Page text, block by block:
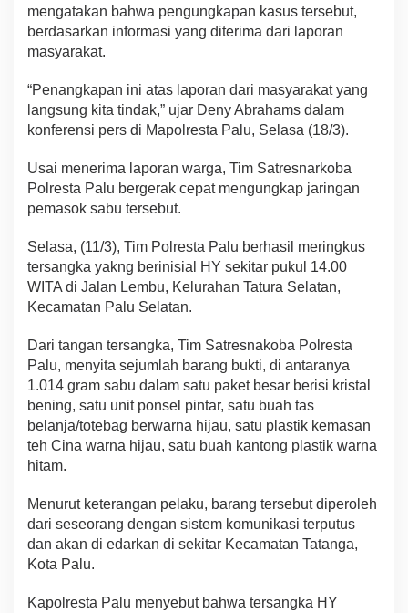
mengatakan bahwa pengungkapan kasus tersebut,
berdasarkan informasi yang diterima dari laporan
masyarakat.
“Penangkapan ini atas laporan dari masyarakat yang
langsung kita tindak,” ujar Deny Abrahams dalam
konferensi pers di Mapolresta Palu, Selasa (18/3).
Usai menerima laporan warga, Tim Satresnarkoba
Polresta Palu bergerak cepat mengungkap jaringan
pemasok sabu tersebut.
Selasa, (11/3), Tim Polresta Palu berhasil meringkus
tersangka yakng berinisial HY sekitar pukul 14.00
WITA di Jalan Lembu, Kelurahan Tatura Selatan,
Kecamatan Palu Selatan.
Dari tangan tersangka, Tim Satresnakoba Polresta
Palu, menyita sejumlah barang bukti, di antaranya
1.014 gram sabu dalam satu paket besar berisi kristal
bening, satu unit ponsel pintar, satu buah tas
belanja/totebag berwarna hijau, satu plastik kemasan
teh Cina warna hijau, satu buah kantong plastik warna
hitam.
Menurut keterangan pelaku, barang tersebut diperoleh
dari seseorang dengan sistem komunikasi terputus
dan akan di edarkan di sekitar Kecamatan Tatanga,
Kota Palu.
Kapolresta Palu menyebut bahwa tersangka HY